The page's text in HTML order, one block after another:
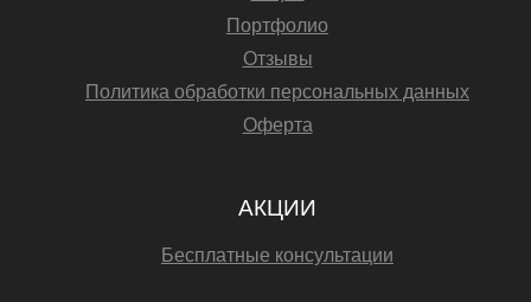
Портфолио
Отзывы
Политика обработки персональных данных
Оферта
АКЦИИ
Бесплатные консультации